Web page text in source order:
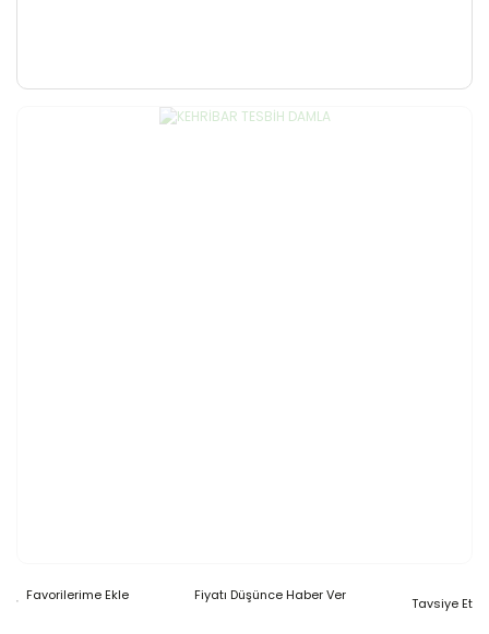
Fiyatı Düşünce Haber Ver Tavsiye Et